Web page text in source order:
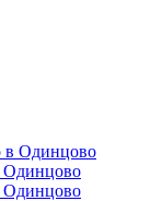
в Одинцово
Одинцово
Одинцово